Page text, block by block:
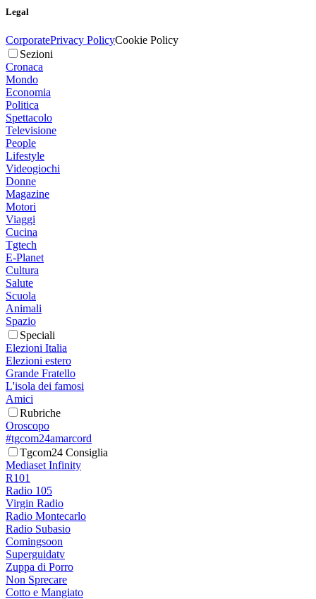
Legal
CorporatePrivacy PolicyCookie Policy
Sezioni
Cronaca
Mondo
Economia
Politica
Spettacolo
Televisione
People
Lifestyle
Videogiochi
Donne
Magazine
Motori
Viaggi
Cucina
Tgtech
E-Planet
Cultura
Salute
Scuola
Animali
Spazio
Speciali
Elezioni Italia
Elezioni estero
Grande Fratello
L'isola dei famosi
Amici
Rubriche
Oroscopo
#tgcom24amarcord
Tgcom24 Consiglia
Mediaset Infinity
R101
Radio 105
Virgin Radio
Radio Montecarlo
Radio Subasio
Comingsoon
Superguidatv
Zuppa di Porro
Non Sprecare
Cotto e Mangiato